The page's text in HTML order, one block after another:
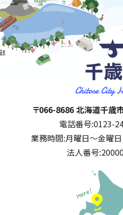
千歳
住所:
〒066-8686 北海道千歳
電話番号:0123-
業務時間:月曜日～金曜
法人番号: